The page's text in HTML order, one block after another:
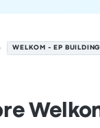
WELKOM - EP